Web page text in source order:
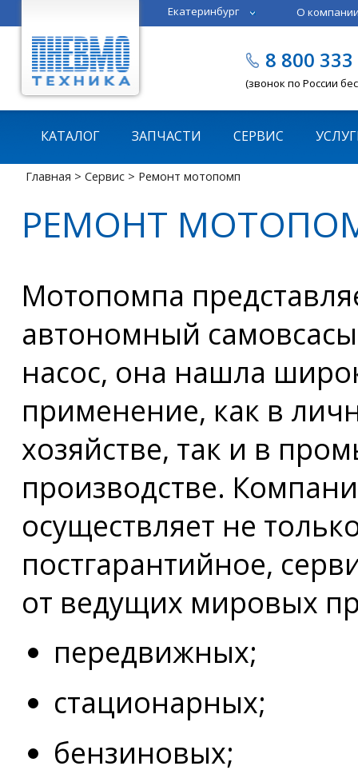
Екатеринбург
О
8 800
(звонок по России
КАТАЛОГ ЗАПЧАСТИ СЕРВИС
Главная > Сервис> Ремонт мотопомп
РЕМОНТ
Мотопомпа
автономный
насос, она нашла
применение, как в
хозяйстве, так и в
производстве.
осуществляет не
постгарантийное,
от ведущих мировых
передвижных;
стационарных;
бензиновых;